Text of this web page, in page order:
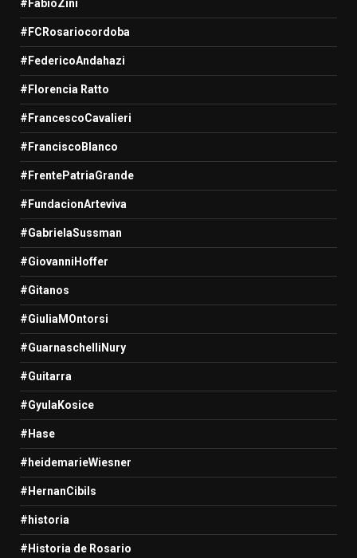
#FabioZini
#FCRosariocordoba
#FedericoAndahazi
#Florencia Ratto
#FrancescoCavalieri
#FranciscoBlanco
#FrentePatriaGrande
#FundacionArteviva
#GabrielaSussman
#GiovanniHoffer
#Gitanos
#GiuliaMOntorsi
#GuarnaschelliNury
#Guitarra
#GyulaKosice
#Hase
#heidemarieWiesner
#HernanCibils
#historia
#Historia de Rosario